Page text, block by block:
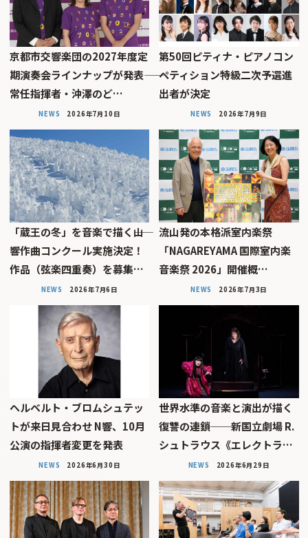
京都市交響楽団の2027年度定
期演奏会ラインナップが発表――
常任指揮者・沖澤のど…
NEWS 2026年7月10日
第50回ピティナ・ピアノコン
ペティション特級二次予選進
出者が決定
NEWS 2026年7月9日
「蔵王の冬」を音楽で描く――山
響作曲コンクール実施決定！
作品（弦楽四重奏）を募集…
NEWS 2026年7月6日
流山発の本格派室内楽祭
「NAGAREYAMA 国際室内楽
音楽祭 2026」開催概…
NEWS 2026年7月3日
ヘルベルト・ブロムシュテッ
トが来日見合わせ N響、10月
公演の指揮者変更を発表
NEWS 2026年6月30日
世界水準の音楽と演出が描く
復讐の連鎖──新国立劇場 R.
シュトラウス《エレクトラ…
NEWS 2026年6月29日